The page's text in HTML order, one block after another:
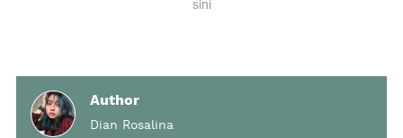
Author
Dian Rosalina